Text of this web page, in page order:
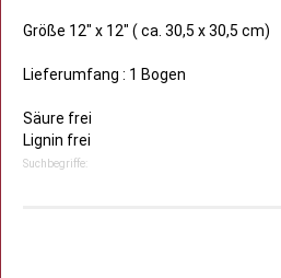
Größe 12" x 12" ( ca. 30,5 x 30,5 cm)
Lieferumfang : 1 Bogen
Säure frei
Lignin frei
Suchbegriffe: